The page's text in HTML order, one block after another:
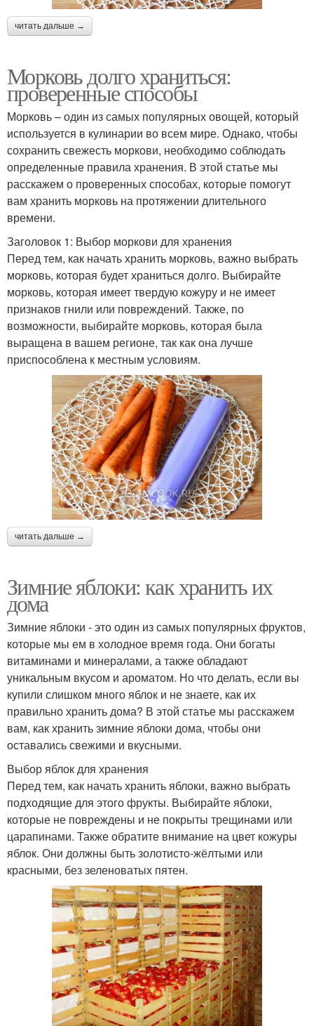
читать дальше →
Морковь долго храниться:
проверенные способы
Морковь – один из самых популярных овощей, который
используется в кулинарии во всем мире. Однако, чтобы
сохранить свежесть моркови, необходимо соблюдать
определенные правила хранения. В этой статье мы
расскажем о проверенных способах, которые помогут
вам хранить морковь на протяжении длительного
времени.
Заголовок 1: Выбор моркови для хранения
Перед тем, как начать хранить морковь, важно выбрать
морковь, которая будет храниться долго. Выбирайте
морковь, которая имеет твердую кожуру и не имеет
признаков гнили или повреждений. Также, по
возможности, выбирайте морковь, которая была
выращена в вашем регионе, так как она лучше
приспособлена к местным условиям.
читать дальше →
Зимние яблоки: как хранить их
дома
Зимние яблоки - это один из самых популярных фруктов,
которые мы ем в холодное время года. Они богаты
витаминами и минералами, а также обладают
уникальным вкусом и ароматом. Но что делать, если вы
купили слишком много яблок и не знаете, как их
правильно хранить дома? В этой статье мы расскажем
вам, как хранить зимние яблоки дома, чтобы они
оставались свежими и вкусными.
Выбор яблок для хранения
Перед тем, как начать хранить яблоки, важно выбрать
подходящие для этого фрукты. Выбирайте яблоки,
которые не повреждены и не покрыты трещинами или
царапинами. Также обратите внимание на цвет кожуры
яблок. Они должны быть золотисто-жёлтыми или
красными, без зеленоватых пятен.